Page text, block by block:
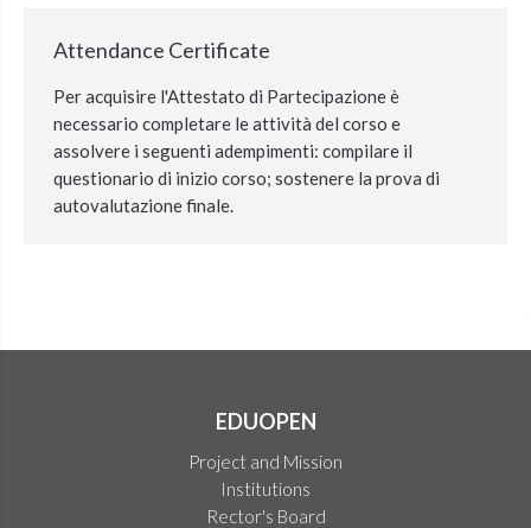
Attendance Certificate
Per acquisire l'Attestato di Partecipazione è
necessario completare le attività del corso e
assolvere i seguenti adempimenti: compilare il
questionario di inizio corso; sostenere la prova di
autovalutazione finale.
EDUOPEN
Project and Mission
Institutions
Rector's Board